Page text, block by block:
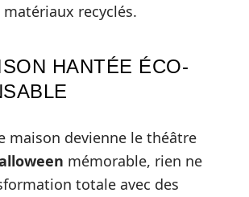
recyclés.
HANTÉE ÉCO-
maison devienne le théâtre
mémorable, rien ne
totale avec des